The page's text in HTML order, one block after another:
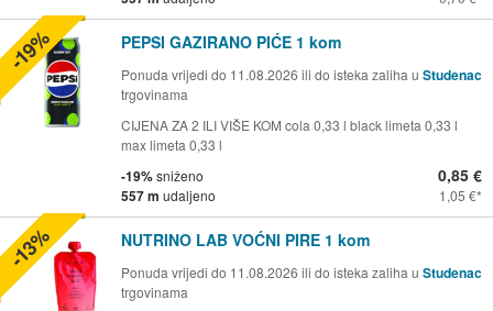
PEPSI GAZIRANO PIĆE 1 kom
Ponuda vrijedi do 11.08.2026 ili do isteka zaliha u Studenac
trgovinama
CIJENA ZA 2 ILI VIŠE KOM cola 0,33 l black limeta 0,33 l
max limeta 0,33 l
-19%sniženo
557 m udaljeno
0,85 €
1,05 €
-19%
NUTRINO LAB VOĆNI PIRE 1 kom
Ponuda vrijedi do 11.08.2026 ili do isteka zaliha u Studenac
trgovinama
-13%